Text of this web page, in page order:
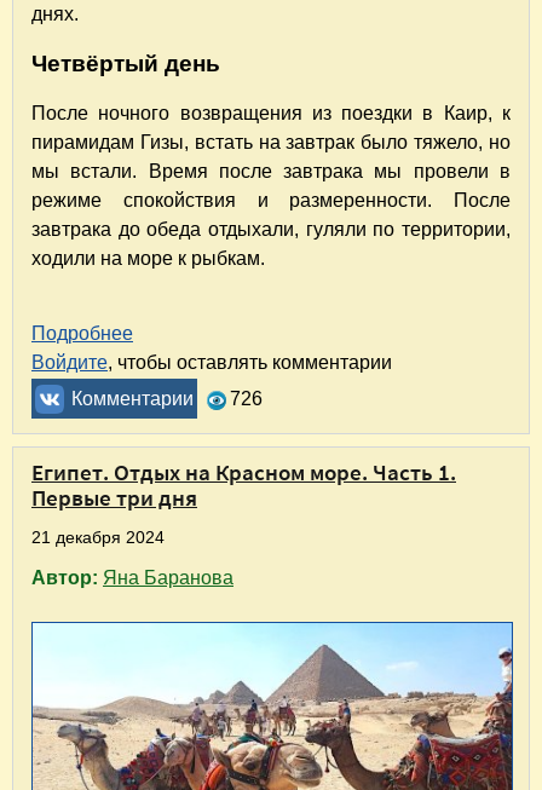
днях.
Четвёртый день
После ночного возвращения из поездки в Каир, к
пирамидам Гизы, встать на завтрак было тяжело, но
мы встали. Время после завтрака мы провели в
режиме спокойствия и размеренности. После
завтрака до обеда отдыхали, гуляли по территории,
ходили на море к рыбкам.
Подробнее
Войдите, чтобы оставлять комментарии
Комментарии
726
Египет. Отдых на Красном море. Часть 1.
Первые три дня
21 декабря 2024
Автор: Яна Баранова